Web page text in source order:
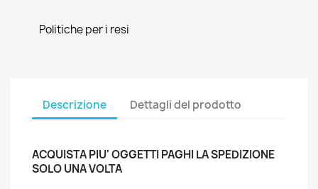
Politiche per i resi
Descrizione Dettagli del prodotto
ACQUISTA PIU' OGGETTI PAGHI LA SPEDIZIONE
SOLO UNA VOLTA